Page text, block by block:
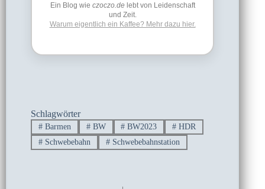
Ein Blog wie czoczo.delebt von Leidenschaft
und Zeit.
Warum eigentlich ein Kaffee? Mehr dazu hier.
Schlagwörter
#Barmen #BW # BW2023 # HDR
#Schwebebahn #Schwebebahnstation